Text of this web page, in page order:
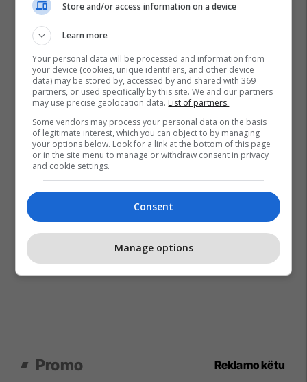
Promo Reklamo këtu
Store and/or access information on a device
Learn more
Your personal data will be processed and information from
your device (cookies, unique identifiers, and other device
data) may be stored by, accessed by and shared with 369
partners, or used specifically by this site. We and our partners
may use precise geolocation data. List of partners.
Some vendors may process your personal data on the basis
of legitimate interest, which you can object to by managing
your options below. Look for a link at the bottom of this page
or in the site menu to manage or withdraw consent in privacy
and cookie settings.
Consent
Manage options